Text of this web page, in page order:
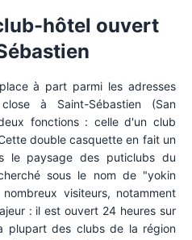
hôtel ouvert
à part parmi les adresses
à Saint-Sébastien (San
fonctions : celle d'un club
double casquette en fait un
le paysage des puticlubs du
sous le nom de "yokin
visiteurs, notamment
: il est ouvert 24 heures sur
plupart des clubs de la région